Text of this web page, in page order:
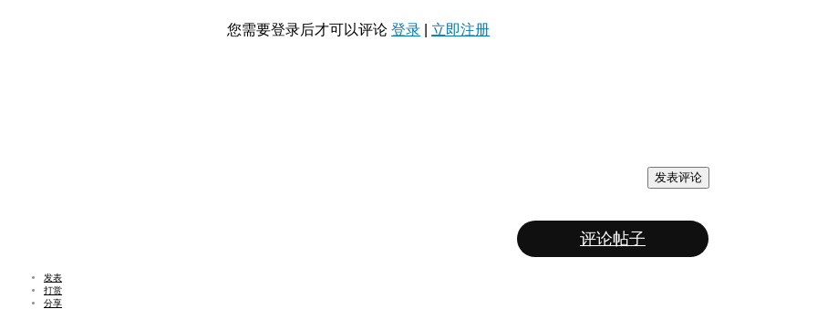
您需要登录后才可以评论 登录 立即注册
发表评论
评论帖子
发表
打赏
分享